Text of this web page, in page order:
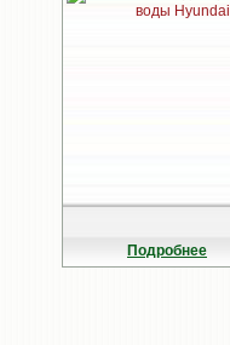
Подробнее